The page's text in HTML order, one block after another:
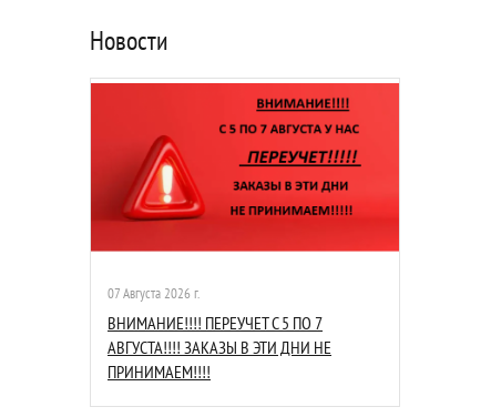
Новости
07 Августа 2026 г.
ВНИМАНИЕ!!!! ПЕРЕУЧЕТ С 5 ПО 7
АВГУСТА!!!! ЗАКАЗЫ В ЭТИ ДНИ НЕ
ПРИНИМАЕМ!!!!